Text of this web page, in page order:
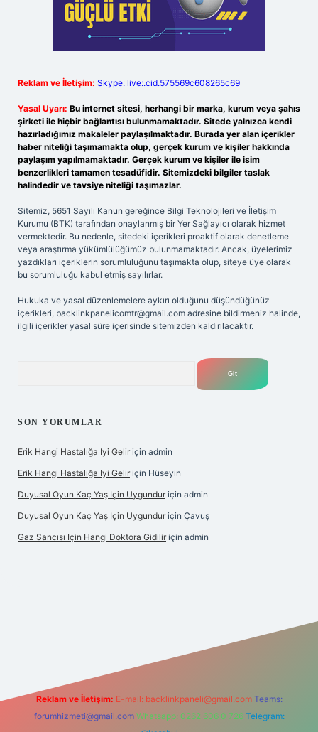
Reklam ve İletişim: Skype: live:.cid.575569c608265c69
Yasal Uyarı: Bu internet sitesi, herhangi bir marka, kurum veya şahıs
şirketi ile hiçbir bağlantısı bulunmamaktadır. Sitede yalnızca kendi
hazırladığımız makaleler paylaşılmaktadır. Burada yer alan içerikler
haber niteliği taşımamakta olup, gerçek kurum ve kişiler hakkında
paylaşım yapılmamaktadır. Gerçek kurum ve kişiler ile isim
benzerlikleri tamamen tesadüfidir. Sitemizdeki bilgiler taslak
halindedir ve tavsiye niteliği taşımazlar.
Sitemiz, 5651 Sayılı Kanun gereğince Bilgi Teknolojileri ve İletişim
Kurumu (BTK) tarafından onaylanmış bir Yer Sağlayıcı olarak hizmet
vermektedir. Bu nedenle, sitedeki içerikleri proaktif olarak denetleme
veya araştırma yükümlülüğümüz bulunmamaktadır. Ancak, üyelerimiz
yazdıkları içeriklerin sorumluluğunu taşımakta olup, siteye üye olarak
bu sorumluluğu kabul etmiş sayılırlar.
Hukuka ve yasal düzenlemelere aykırı olduğunu düşündüğünüz
içerikleri, backlinkpanelicomtr@gmail.com adresine bildirmeniz halinde,
ilgili içerikler yasal süre içerisinde sitemizden kaldırılacaktır.
SON YORUMLAR
Erik Hangi Hastalığa Iyi Gelir için admin
Erik Hangi Hastalığa Iyi Gelir için Hüseyin
Duyusal Oyun Kaç Yaş Için Uygundur için admin
Duyusal Oyun Kaç Yaş Için Uygundur için Çavuş
Gaz Sancısı Için Hangi Doktora Gidilir için admin
Reklam ve İletişim: E-mail: backlinkpaneli@gmail.com Teams:
forumhizmeti@gmail.com Whatsapp: 0262 606 0 726 Telegram: